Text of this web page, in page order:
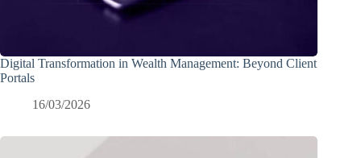
Digital Transformation in Wealth Management: Beyond Client
Portals
16/03/2026